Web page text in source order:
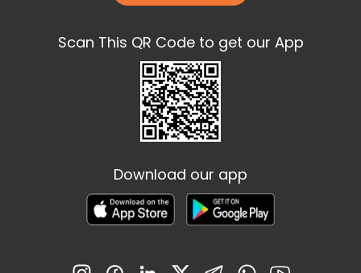
Scan This QR Code to get our App
Download our app